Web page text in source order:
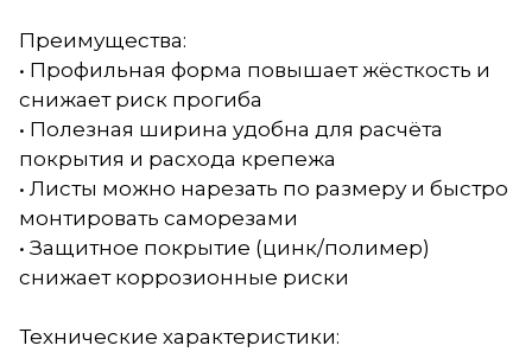
Преимущества:
• Профильная форма повышает жёсткость и
снижает риск прогиба
• Полезная ширина удобна для расчёта
покрытия и расхода крепежа
• Листы можно нарезать по размеру и быстро
монтировать саморезами
• Защитное покрытие (цинк/полимер)
снижает коррозионные риски
Технические характеристики: